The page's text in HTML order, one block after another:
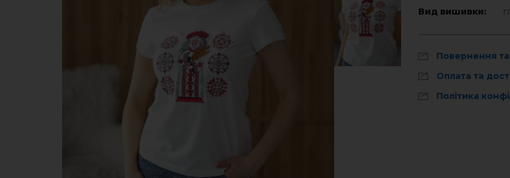
Вид вишивки:
Повернення
Оплата та
Політика